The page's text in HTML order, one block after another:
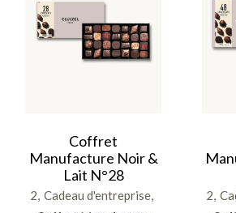
Coffret
Manufacture Noir &
Lait N°28
2 Cadeau d'entreprise
2